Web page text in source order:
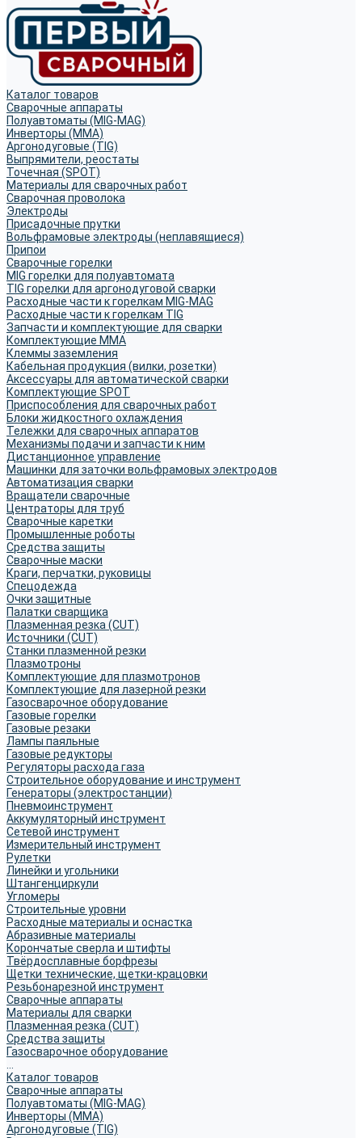
Каталог товаров
Сварочные аппараты
Полуавтоматы (MIG-MAG)
Инверторы (MMA)
Аргонодуговые (TIG)
Выпрямители, реостаты
Точечная (SPOT)
Материалы для сварочных работ
Сварочная проволока
Электроды
Присадочные прутки
Вольфрамовые электроды (неплавящиеся)
Припои
Сварочные горелки
MIG горелки для полуавтомата
TIG горелки для аргонодуговой сварки
Расходные части к горелкам MIG-MAG
Расходные части к горелкам TIG
Запчасти и комплектующие для сварки
Комплектующие ММА
Клеммы заземления
Кабельная продукция (вилки, розетки)
Аксессуары для автоматической сварки
Комплектующие SPOT
Приспособления для сварочных работ
Блоки жидкостного охлаждения
Тележки для сварочных аппаратов
Механизмы подачи и запчасти к ним
Дистанционное управление
Машинки для заточки вольфрамовых электродов
Автоматизация сварки
Вращатели сварочные
Центраторы для труб
Сварочные каретки
Промышленные роботы
Средства защиты
Сварочные маски
Краги, перчатки, руковицы
Спецодежда
Очки защитные
Палатки сварщика
Плазменная резка (CUT)
Источники (CUT)
Станки плазменной резки
Плазмотроны
Комплектующие для плазмотронов
Комплектующие для лазерной резки
Газосварочное оборудование
Газовые горелки
Газовые резаки
Лампы паяльные
Газовые редукторы
Регуляторы расхода газа
Строительное оборудование и инструмент
Генераторы (электростанции)
Пневмоинструмент
Аккумуляторный инструмент
Сетевой инструмент
Измерительный инструмент
Рулетки
Линейки и угольники
Штангенциркули
Угломеры
Строительные уровни
Расходные материалы и оснастка
Абразивные материалы
Корончатые сверла и штифты
Твёрдосплавные борфрезы
Щетки технические, щетки-крацовки
Резьбонарезной инструмент
Сварочные аппараты
Материалы для сварки
Плазменная резка (CUT)
Средства защиты
Газосварочное оборудование
Каталог товаров
Сварочные аппараты
Полуавтоматы (MIG-MAG)
Инверторы (MMA)
Аргонодуговые (TIG)